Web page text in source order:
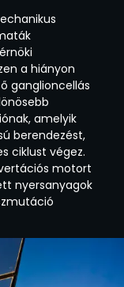
a hiányon
ganglioncellás
amelyik
berendezést,
ciklust végez.
motort
nyersanyagok